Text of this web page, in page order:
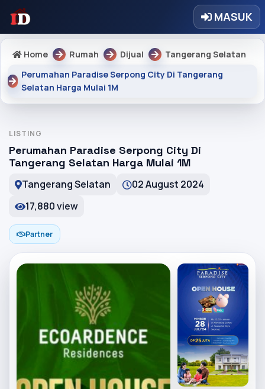
MASUK
Home Rumah Dijual
Tangerang Selatan
Perumahan Paradise Serpong City Di Tangerang
Selatan Harga Mulai 1M
LISTING
Perumahan Paradise Serpong City Di
Tangerang Selatan Harga Mulai 1M
Tangerang Selatan
02 August 2024
17,880 view
Partner